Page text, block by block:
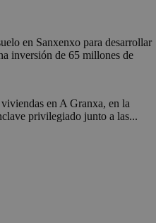
en Sanxenxo para desarrollar
inversión de 65 millones de
en A Granxa, en la
privilegiado junto a las...